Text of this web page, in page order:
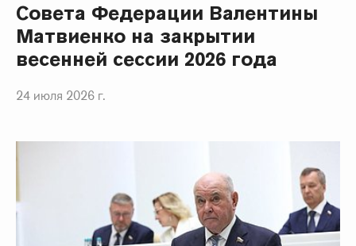
Совета Федерации Валентины
Матвиенко на закрытии
весенней сессии 2026 года
24 июля 2026 г.